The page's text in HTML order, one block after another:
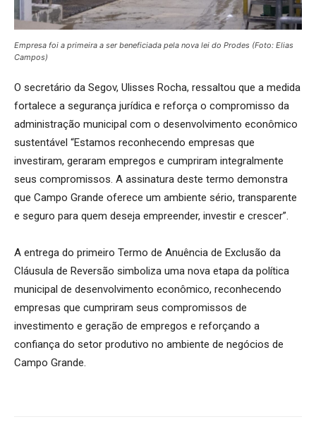
Empresa foi a primeira a ser beneficiada pela nova lei do Prodes (Foto: Elias
Campos)
O secretário da Segov, Ulisses Rocha, ressaltou que a medida
fortalece a segurança jurídica e reforça o compromisso da
administração municipal com o desenvolvimento econômico
sustentável “Estamos reconhecendo empresas que
investiram, geraram empregos e cumpriram integralmente
seus compromissos. A assinatura deste termo demonstra
que Campo Grande oferece um ambiente sério, transparente
e seguro para quem deseja empreender, investir e crescer”.
A entrega do primeiro Termo de Anuência de Exclusão da
Cláusula de Reversão simboliza uma nova etapa da política
municipal de desenvolvimento econômico, reconhecendo
empresas que cumpriram seus compromissos de
investimento e geração de empregos e reforçando a
confiança do setor produtivo no ambiente de negócios de
Campo Grande.